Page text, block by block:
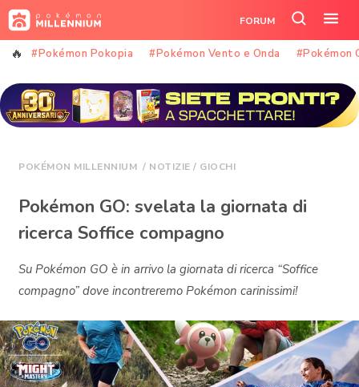
Vai
al
contenuto
FORUM
Cerca
nel il
#Pokémon Pokopia #Pokémon Vento e Onda #Pokémon
POKÉMON MILLENNIUM / NOTIZIE / GIOCHI
Pokémon GO: svelata la giornata di
ricerca Soffice compagno
Su Pokémon GO è in arrivo la giornata di ricerca “Soffice
compagno” dove incontreremo Pokémon carinissimi!